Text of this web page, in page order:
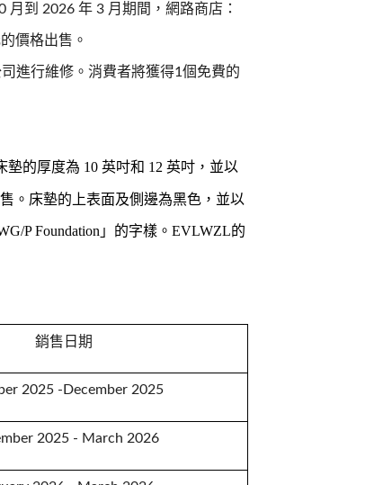
到 2026 年 3 月期間，網路商店：
價格出售。
進行維修。消費者將獲得1個免費的
墊的厚度為 10英吋和 12英吋，並以
。床墊的上表面及側邊為黑色，並以
P Foundation 」的字樣。EVLWZL的
銷售日期
2025 -December 2025
2025 - March 2026